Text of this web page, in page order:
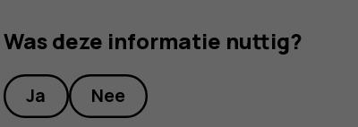
Was deze informatie nuttig?
Ja Nee